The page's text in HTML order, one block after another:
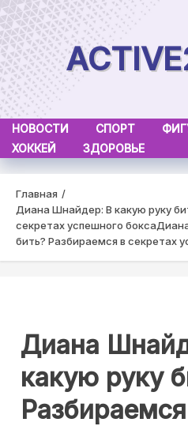
Skip
to
content
НОВОСТИ СПОРТ
ХОККЕЙ
ЗДОРОВЬЕ
Главная
Диана Шнайдер: В какую руку
секретах успешного бокса
бить? Разбираемся в секретах
Диана
какую руку